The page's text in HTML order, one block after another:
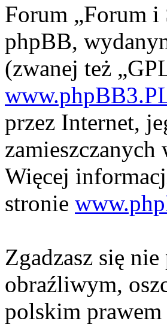
Forum „Forum i
phpBB,
(zwanej też
przez Internet,
Więcej
stronie
Zgadzasz się
obraźliwym,
polskim prawem